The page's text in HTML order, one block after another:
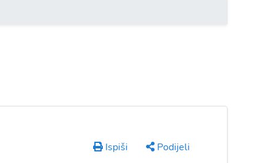
Ispiši Podijeli